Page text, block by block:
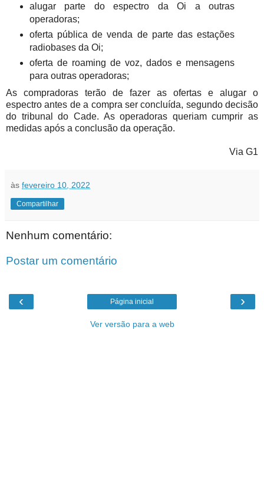
alugar parte do espectro da Oi a outras
operadoras;
oferta pública de venda de parte das estações
radiobases da Oi;
oferta de roaming de voz, dados e mensagens
para outras operadoras;
As compradoras terão de fazer as ofertas e alugar o
espectro antes de a compra ser concluída, segundo decisão
do tribunal do Cade. As operadoras queriam cumprir as
medidas após a conclusão da operação.
Via G1
às fevereiro 10, 2022
Compartilhar
Nenhum comentário:
Postar um comentário
‹ ›
Página inicial
Ver versão para a web